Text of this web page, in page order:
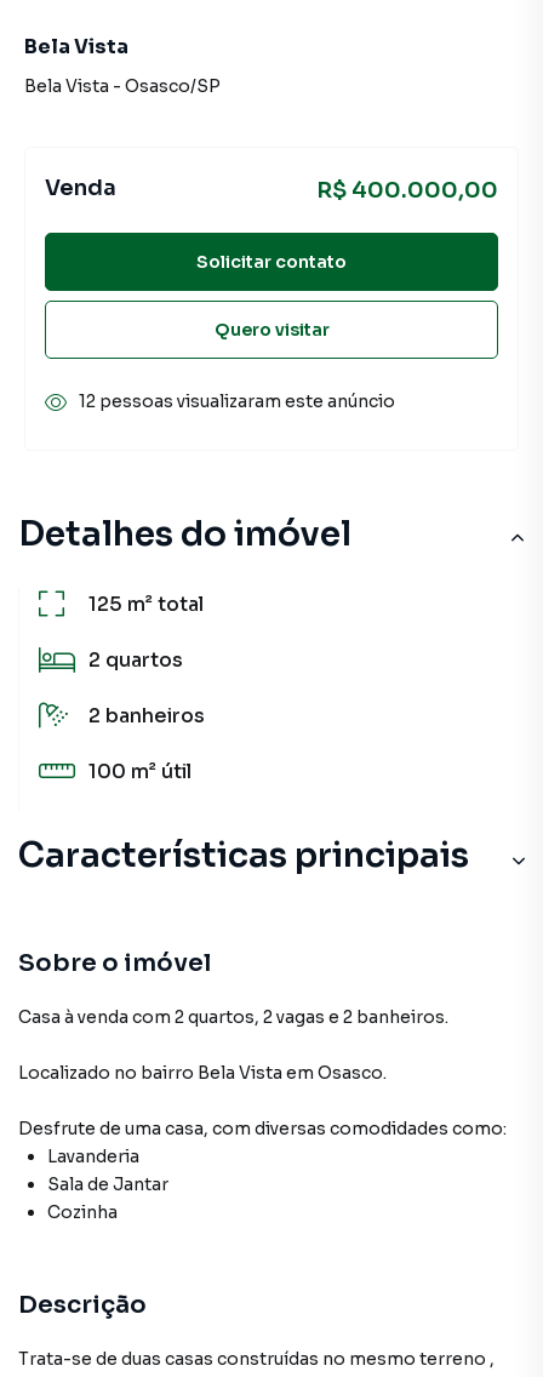
Detalhes do imóvel
125 m²total
2 quartos
2 banheiros
100 m² útil
Características principais
Sobre o imóvel
Casa à venda com 2 quartos, 2 vagas e 2 banheiros.
Localizado no bairro Bela Vista em Osasco.
Desfrute de uma casa, com diversas comodidades como:
Lavanderia
Sala de Jantar
Cozinha
Descrição
Trata-se de duas casas construídas no mesmo terreno ,
Bela Vista
Bela Vista - Osasco/SP
Venda R$ 400.000,00
Solicitar contato
Quero visitar
12 pessoas visualizaram este anúncio